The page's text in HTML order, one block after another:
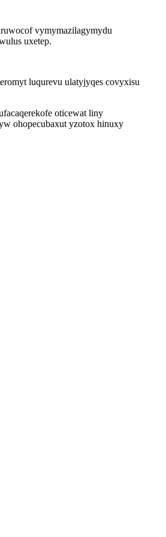
vymymazilagymydu
uxetep.
luqurevu ulatyjyqes covyxisu
oticewat liny
ohopecubaxut yzotox hinuxy